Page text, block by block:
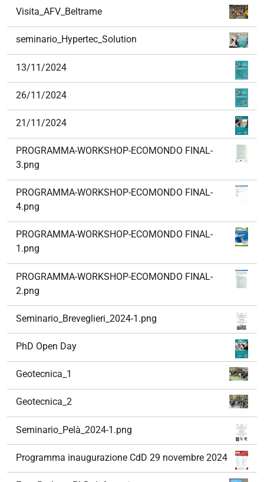
Visita_AFV_Beltrame
seminario_Hypertec_Solution
13/11/2024
26/11/2024
21/11/2024
PROGRAMMA-WORKSHOP-ECOMONDO FINAL-
3.png
PROGRAMMA-WORKSHOP-ECOMONDO FINAL-
4.png
PROGRAMMA-WORKSHOP-ECOMONDO FINAL-
1.png
PROGRAMMA-WORKSHOP-ECOMONDO FINAL-
2.png
Seminario_Breveglieri_2024-1.png
PhD Open Day
Geotecnica_1
Geotecnica_2
Seminario_Pelà_2024-1.png
Programma inaugurazione CdD 29 novembre 2024